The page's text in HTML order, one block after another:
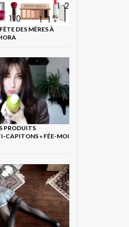
DES MÈRES À
PRODUITS
CAPITONS « FÉE-MOI